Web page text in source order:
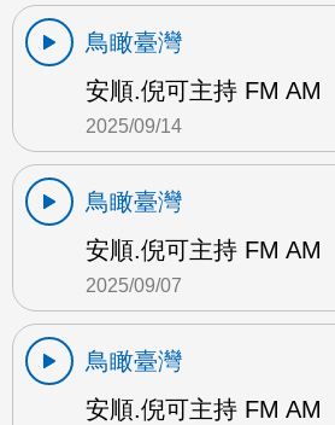
鳥瞰臺灣
安順.倪可主持 FM AM
2025/09/14
鳥瞰臺灣
安順.倪可主持 FM AM
2025/09/07
鳥瞰臺灣
安順.倪可主持 FM AM